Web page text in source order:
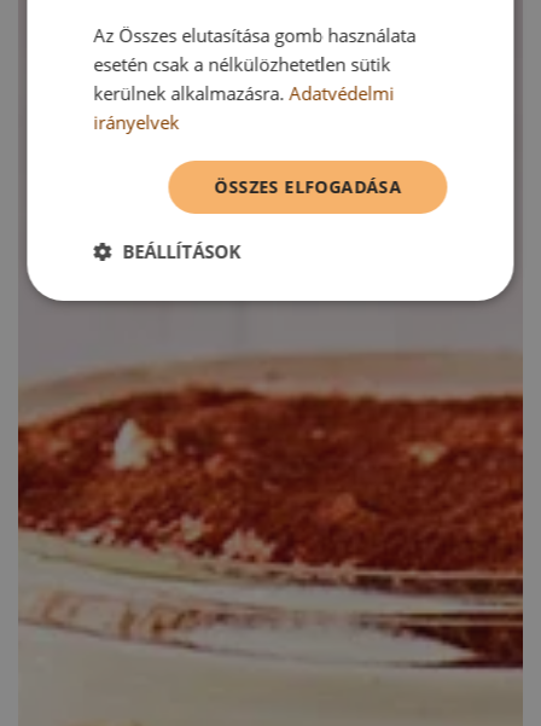
Az Összes elutasítása gomb használata
esetén csak a nélkülözhetetlen sütik
kerülnek alkalmazásra.Adatvédelmi
irányelvek
ÖSSZES ELFOGADÁSA
BEÁLLÍTÁSOK